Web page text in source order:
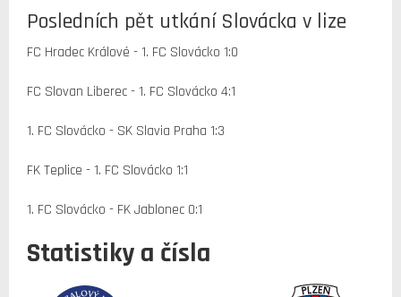
Posledních pět utkání Slovácka v lize
FC Hradec Králové - 1. FC Slovácko 1:0
FC Slovan Liberec - 1. FC Slovácko 4:1
1. FC Slovácko - SK Slavia Praha 1:3
FK Teplice - 1. FC Slovácko 1:1
1. FC Slovácko - FK Jablonec 0:1
Statistiky a čísla